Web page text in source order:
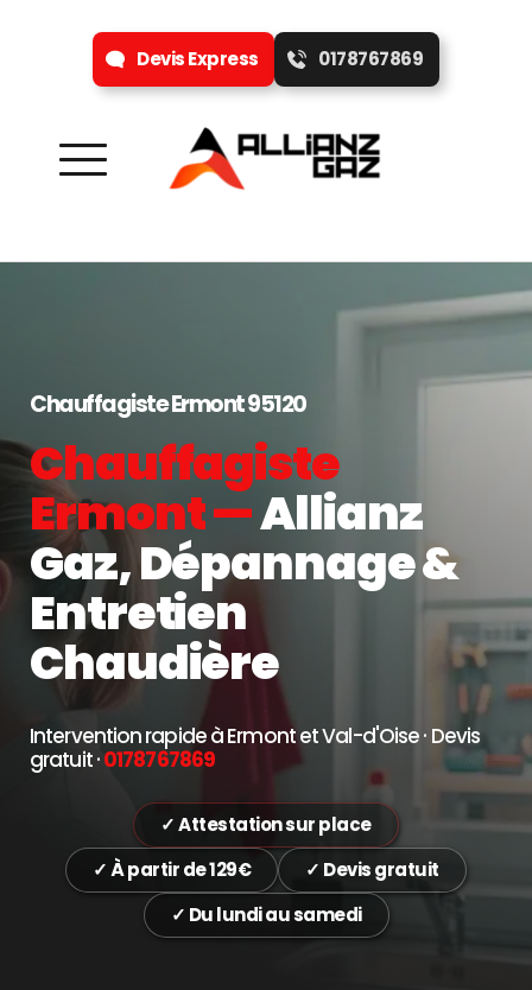
Devis Express 0178767869
Chauffagiste Ermont 95120
Chauffagiste
Ermont — Allianz
Gaz, Dépannage &
Entretien
Chaudière
Intervention rapide à Ermont et Val-d'Oise · Devis
gratuit · 0178767869
✓ Attestation sur place
✓ À partir de 129€
✓ Devis gratuit
✓ Du lundi au samedi